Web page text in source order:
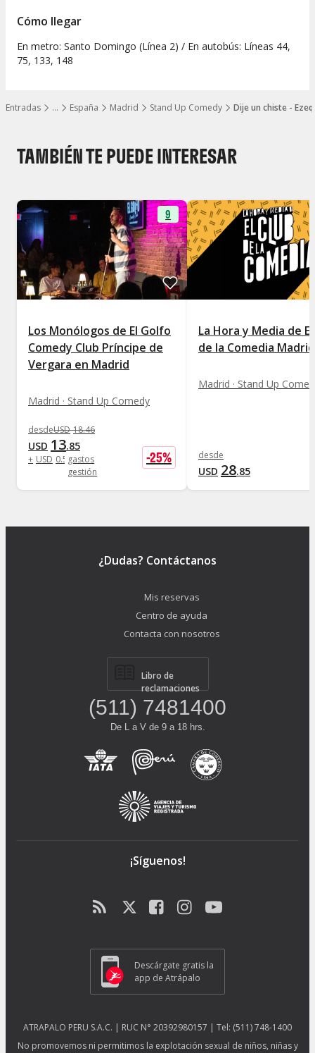
…
Mostrar todos los niveles
Entradas España Madrid Stand Up Comedy Dije un chiste -
Cómo llegar
En metro: Santo Domingo (Línea 2) / En autobús: Líneas 44,
75, 133, 148
TAMBIÉN TE PUEDE INTERESAR
9
Los Monólogos de El Golfo
Comedy Club Príncipe de
Vergara en Madrid
Madrid · Stand Up Comedy
desdeUSD 18.46
USD 13.85
+ USD 0.58gastos
gestión
-25%
La Hora y Media de
de la Comedia Madrid
Madrid · Stand Up
desde
USD 28.85
¿Dudas? Contáctanos
Mis reservas
Centro de ayuda
Contacta con nosotros
Libro de
reclamaciones
(511) 7481400
De L a V de 9 a 18 hrs.
¡Síguenos!
Descárgate gratis la
app de Atrápalo
ATRAPALO PERU S.A.C. | RUC N° 20392980157 | Tel: (511) 748-1400
No promovemos ni permitimos la explotación sexual de niños, niñas y